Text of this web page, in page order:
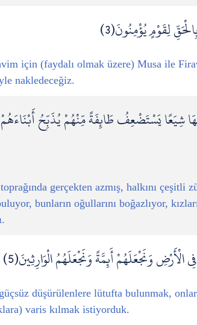
لِقَوْمٍ يُؤْمِنُونَ(3)
için (faydalı olmak üzere) Musa ile
nakledeceğiz.
شِيَعًا يَسْتَضْعِفُ طَائِفَةً مِّنْهُمْ يُذَبِّحُ
gerçekten azmış, halkını çeşitli
bunların oğullarını boğazlıyor,
وَنَجْعَلَهُمْ أَئِمَّةً وَنَجْعَلَهُمُ الْوَارِثِينَ(5)
düşürülenlere lütufta bulunmak,
varis kılmak istiyorduk.